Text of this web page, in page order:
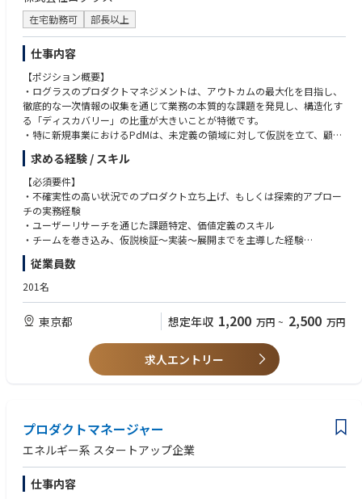
・メガベンチャーやスタートアップにおける、ゼロからのマーケティング
組織の立ち上げ経験
【求める人物像】
・ミッション・ビジョン・バリューに共感できる方
・チーム内、チームを横断してチームワークを発揮できる人
・データに基づきロジックを組み立てて綿密な戦略を描き、実行すること
ができる行動力の高い方
・社内外問わず人を巻き込み、動かすことが得意な方
・前例にとらわれず常に最適な手法を検討できる、柔軟な発想力を持って
いる方
在宅勤務可 部長以上
仕事内容
【ポジション概要】
・ログラスのプロダクトマネジメントは、アウトカムの最大化を目指し、
徹底的な一次情報の収集を通じて業務の本質的な課題を発見し、構造化す
る「ディスカバリー」の比重が大きいことが特徴です。
・特に新規事業におけるPdMは、未定義の領域に対して仮説を立て、顧客
と向き合いながら価値検証を進め、プロダクトの方向性を形にしていく役
割を担います。
・事業開発・開発・運用・セールスなど多様な視点を踏まえた仮説構築と
実行が求められ、デザイナーやエンジニアをはじめとする様々なステーク
ホルダーと連携しながら、プロダクトを推進していただきます。
・入社後はスキルやご経験に応じて、新規事業PdMとして1つ以上のプロ
ダクト立ち上げを担当いただく予定です。構想段階のテーマに対し、ビジ
ただきます。
【業務詳細】
・顧客ヒアリング、業務理解に基づく課題構造の整理と仮説立案
・MVP・プロトタイピングによる仮説検証（Figma / ノーコード / α版開
・初期KGI/KPIやロードマップの策定と実行
・Go-To-Market設計（営業戦略、オンボーディング支援含む）
求める経験 / スキル
【必須要件】
・不確実性の高い状況でのプロダクト立ち上げ、もしくは探索的アプロー
チの実務経験
・ユーザーリサーチを通じた課題特定、価値定義のスキル
・チームを巻き込み、仮説検証〜実装〜展開までを主導した経験
・自律的に学び、環境を活用して推進できる思考・行動特性
【歓迎要件】
・経営管理や会計・財務ドメインにおける業務理解
・システム構成の理解・開発チームとの仕様議論経験
・KPI/NSM設計および改善に向けたサイクル実行経験
【求める人物像】
・組織・プロダクト・顧客に対して誠実で、論理と情熱のバランスを持っ
て取り組める方
従業員数
201名
東京都 想定年収 1,200 万円 ~ 2,500 万円
求人エントリー
プロダクトマネージャー
エネルギー系 スタートアップ企業
仕事内容